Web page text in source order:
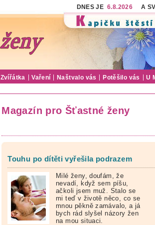
DNES JE 6.8.2026 A
Zvířátka Vaření Naštvalo vás Potěšilo vás U
Magazín pro Šťastné ženy
Touhu po dítěti vyřešila podrazem
Milé ženy, doufám, že
nevadí, když sem píšu,
ačkoli jsem muž. Stalo se
mi teď v životě něco, co se
mnou pěkně zamávalo, a já
bych rád slyšel názory žen
na mou situaci.